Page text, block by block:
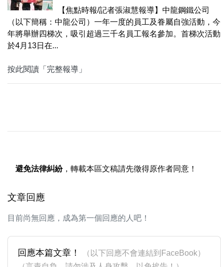
【焦點時報/記者張淑慧報導】中龍鋼鐵公司
（以下簡稱：中龍公司）一年一度的員工及眷屬自強活動，今
年將舉辦四梯次，吸引超過三千名員工報名參加。首梯次活動
於4月13日在...
按此閱讀「完整報導」
避免法律糾紛，轉載本區文稿請先徵得原作者同意！
文章回應
目前尚無回應，成為第一個回應的人吧！
回應本篇文章！
（以下回應不會連結到FaceBook）